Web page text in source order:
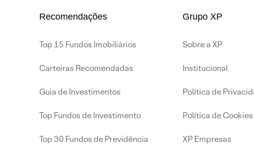
Recomendações
Top 15 Fundos Imobiliários
Carteiras Recomendadas
Guia de Investimentos
Top Fundos de Investimento
Top 30 Fundos de Previdência
Grupo XP
Sobre a XP
Institucional
Política de
Política de Cookies
XP Empresas